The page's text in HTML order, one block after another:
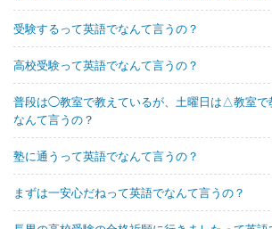
受験するって英語でなんて言うの？
高校受験って英語でなんて言うの？
普段は◯教室で教えているが、土曜日は△教室で
なんて言うの？
塾に通うって英語でなんて言うの？
まずは一安心だねって英語でなんて言うの？